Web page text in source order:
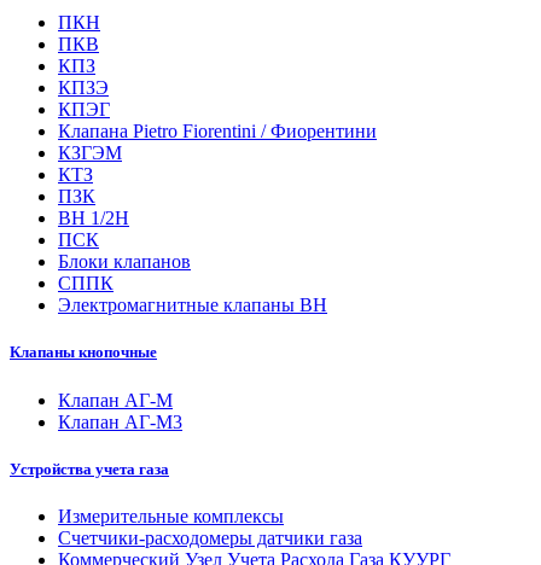
ПКН
ПКВ
КПЗ
КПЗЭ
КПЭГ
Клапана Pietro Fiorentini / Фиорентини
КЗГЭМ
КТЗ
ПЗК
ВН 1/2Н
ПСК
Блоки клапанов
СППК
Электромагнитные клапаны ВН
Клапаны кнопочные
Клапан АГ-М
Клапан АГ-М3
Устройства учета газа
Измерительные комплексы
Счетчики-расходомеры датчики газа
Коммерческий Узел Учета Расхода Газа КУУРГ